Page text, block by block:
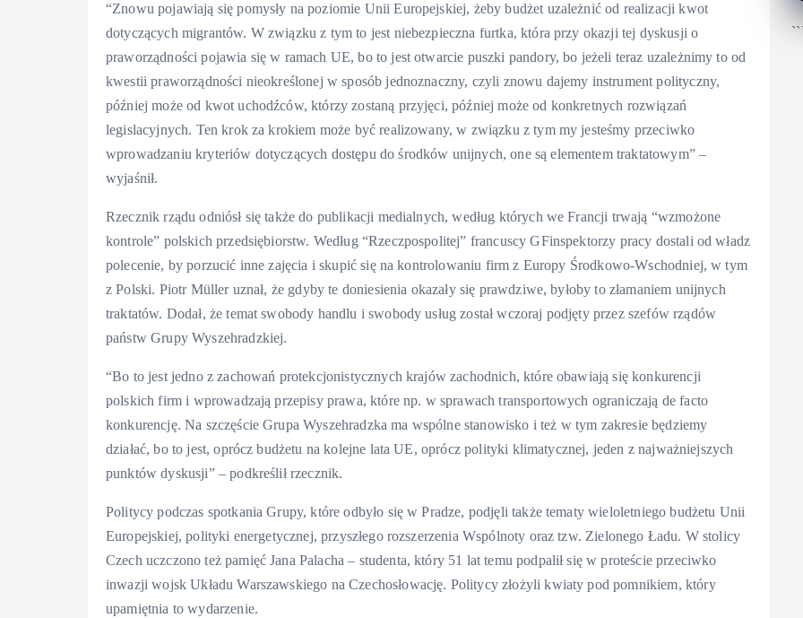
“Znowu pojawiają się pomysły na poziomie Unii Europejskiej, żeby budżet uzależnić od realizacji kwot
dotyczących migrantów. W związku z tym to jest niebezpieczna furtka, która przy okazji tej dyskusji o
praworządności pojawia się w ramach UE, bo to jest otwarcie puszki pandory, bo jeżeli teraz uzależnimy to od
kwestii praworządności nieokreślonej w sposób jednoznaczny, czyli znowu dajemy instrument polityczny,
później może od kwot uchodźców, którzy zostaną przyjęci, później może od konkretnych rozwiązań
legislacyjnych. Ten krok za krokiem może być realizowany, w związku z tym my jesteśmy przeciwko
wprowadzaniu kryteriów dotyczących dostępu do środków unijnych, one są elementem traktatowym” –
wyjaśnił.
Rzecznik rządu odniósł się także do publikacji medialnych, według których we Francji trwają “wzmożone
kontrole” polskich przedsiębiorstw. Według “Rzeczpospolitej” francuscy GFinspektorzy pracy dostali od władz
polecenie, by porzucić inne zajęcia i skupić się na kontrolowaniu firm z Europy Środkowo-Wschodniej, w tym
z Polski. Piotr Müller uznał, że gdyby te doniesienia okazały się prawdziwe, byłoby to złamaniem unijnych
traktatów. Dodał, że temat swobody handlu i swobody usług został wczoraj podjęty przez szefów rządów
państw Grupy Wyszehradzkiej.
“Bo to jest jedno z zachowań protekcjonistycznych krajów zachodnich, które obawiają się konkurencji
polskich firm i wprowadzają przepisy prawa, które np. w sprawach transportowych ograniczają de facto
konkurencję. Na szczęście Grupa Wyszehradzka ma wspólne stanowisko i też w tym zakresie będziemy
działać, bo to jest, oprócz budżetu na kolejne lata UE, oprócz polityki klimatycznej, jeden z najważniejszych
punktów dyskusji” – podkreślił rzecznik.
Politycy podczas spotkania Grupy, które odbyło się w Pradze, podjęli także tematy wieloletniego budżetu Unii
Europejskiej, polityki energetycznej, przyszłego rozszerzenia Wspólnoty oraz tzw. Zielonego Ładu. W stolicy
Czech uczczono też pamięć Jana Palacha – studenta, który 51 lat temu podpalił się w proteście przeciwko
inwazji wojsk Układu Warszawskiego na Czechosłowację. Politycy złożyli kwiaty pod pomnikiem, który
upamiętnia to wydarzenie.